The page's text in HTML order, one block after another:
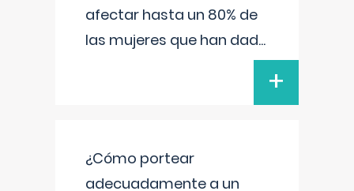
afectar hasta un 80% de
las mujeres que han dad...
+
¿Cómo portear
adecuadamente a un